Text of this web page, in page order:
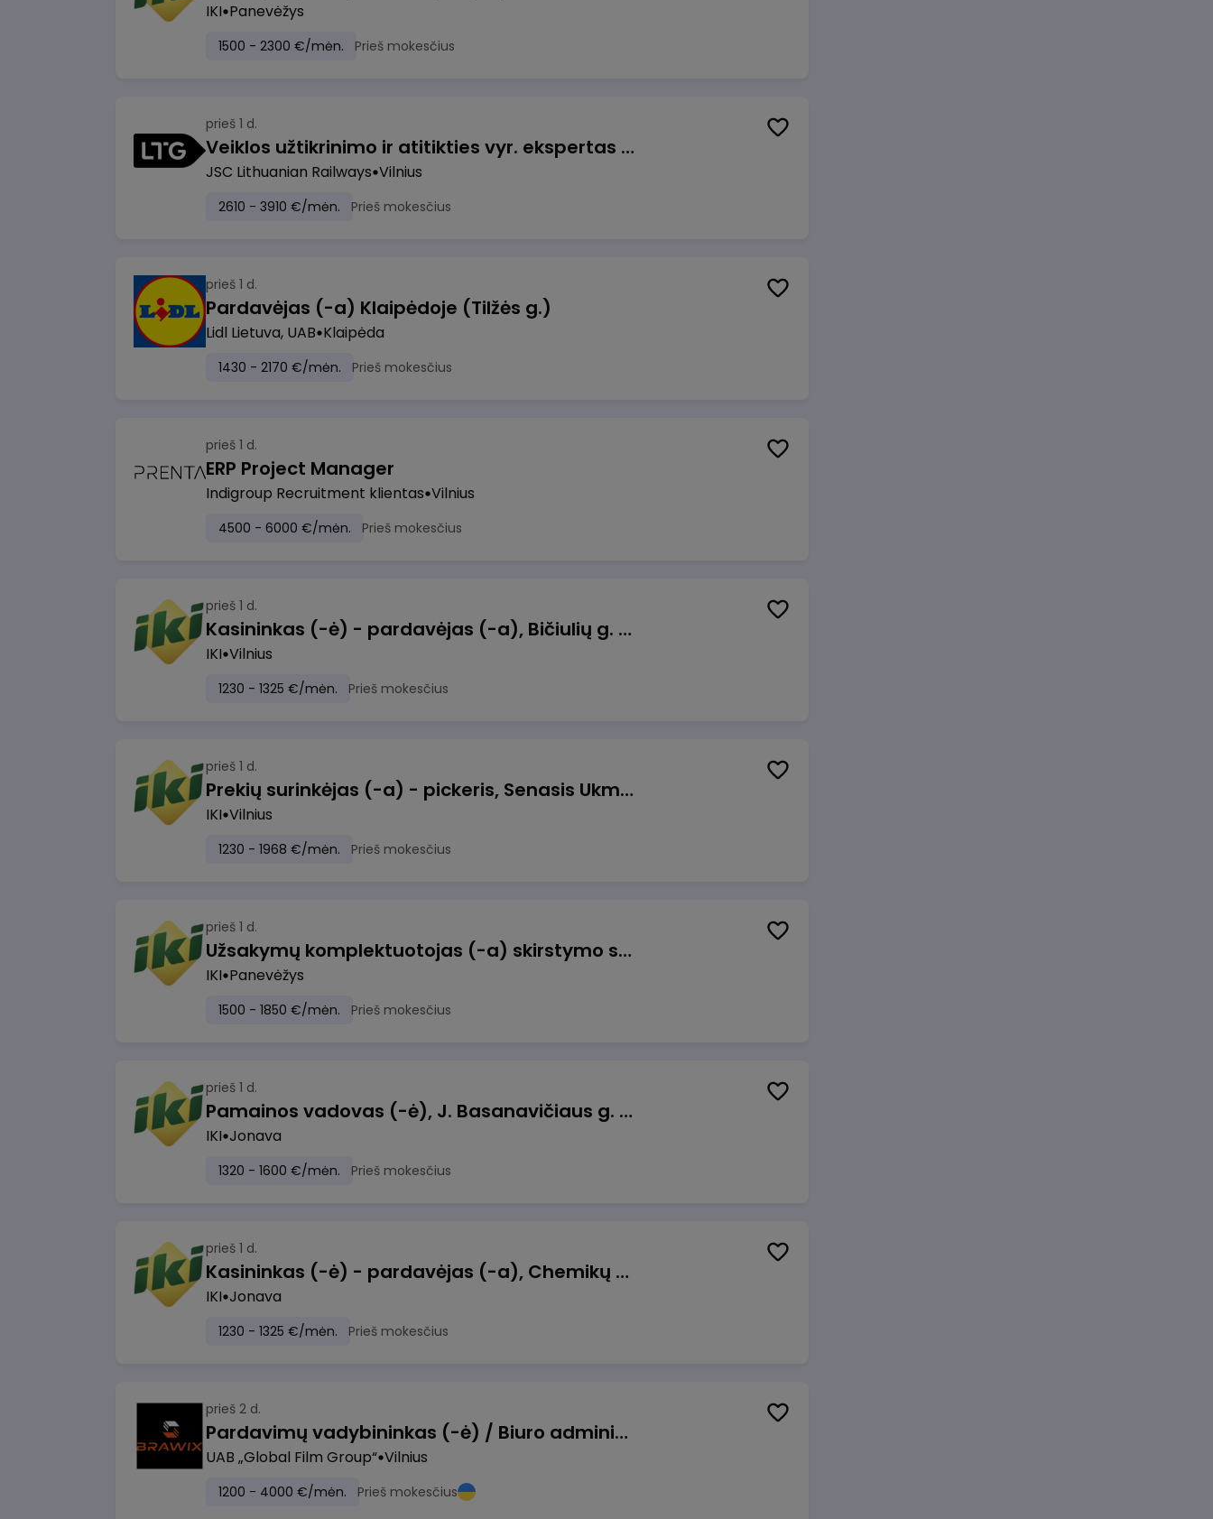
IKI Panevėžys
1500 - 2300 €/mėn. Prieš mokesčius
prieš 1 d.
Veiklos užtikrinimo ir atitikties vyr. ekspertas (-ė) (Vilnius, LT)
JSC Lithuanian Railways Vilnius
2610 - 3910 €/mėn. Prieš mokesčius
prieš 1 d.
Pardavėjas (-a) Klaipėdoje (Tilžės g.)
Lidl Lietuva, UAB Klaipėda
1430 - 2170 €/mėn. Prieš mokesčius
prieš 1 d.
ERP Project Manager
Indigroup Recruitment klientas Vilnius
4500 - 6000 €/mėn. Prieš mokesčius
prieš 1 d.
Kasininkas (-ė) - pardavėjas (-a), Bičiulių g. 36, Bukiškis, Vilnius
IKI Vilnius
1230 - 1325 €/mėn. Prieš mokesčius
prieš 1 d.
Prekių surinkėjas (-a) - pickeris, Senasis Ukmergės kelias 8, Avižieniai
IKI Vilnius
1230 - 1968 €/mėn. Prieš mokesčius
prieš 1 d.
Užsakymų komplektuotojas (-a) skirstymo sandėlyje
IKI Panevėžys
1500 - 1850 €/mėn. Prieš mokesčius
prieš 1 d.
Pamainos vadovas (-ė), J. Basanavičiaus g. 6, Jonava
IKI Jonava
1320 - 1600 €/mėn. Prieš mokesčius
prieš 1 d.
Kasininkas (-ė) - pardavėjas (-a), Chemikų g. 1, Jonava
IKI Jonava
1230 - 1325 €/mėn. Prieš mokesčius
prieš 2 d.
Pardavimų vadybininkas (-ė) / Biuro administratorius (-ė) (B2B)
UAB „Global Film Group“ Vilnius
1200 - 4000 €/mėn. Prieš mokesčius